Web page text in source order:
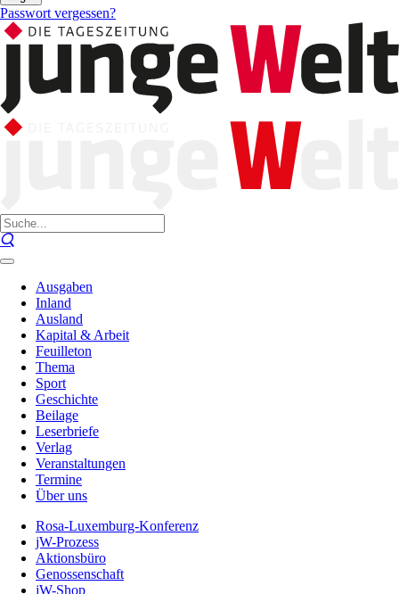
Passwort vergessen?
Ausgaben
Inland
Ausland
Kapital & Arbeit
Feuilleton
Thema
Sport
Geschichte
Beilage
Leserbriefe
Verlag
Veranstaltungen
Termine
Über uns
Rosa-Luxemburg-Konferenz
jW-Prozess
Aktionsbüro
Genossenschaft
jW-Shop